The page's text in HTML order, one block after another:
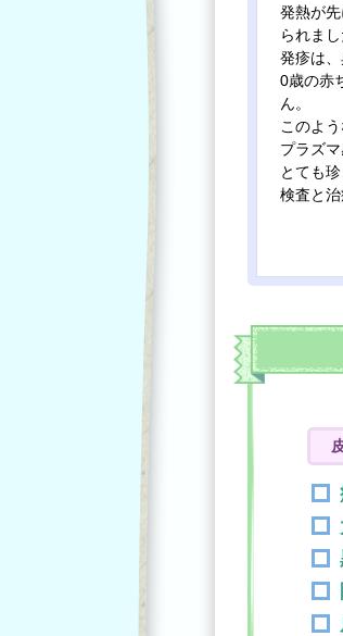
発熱が
られまし
発疹は、
0歳の赤
ん。
このよ
プラズ
とても
検査と治